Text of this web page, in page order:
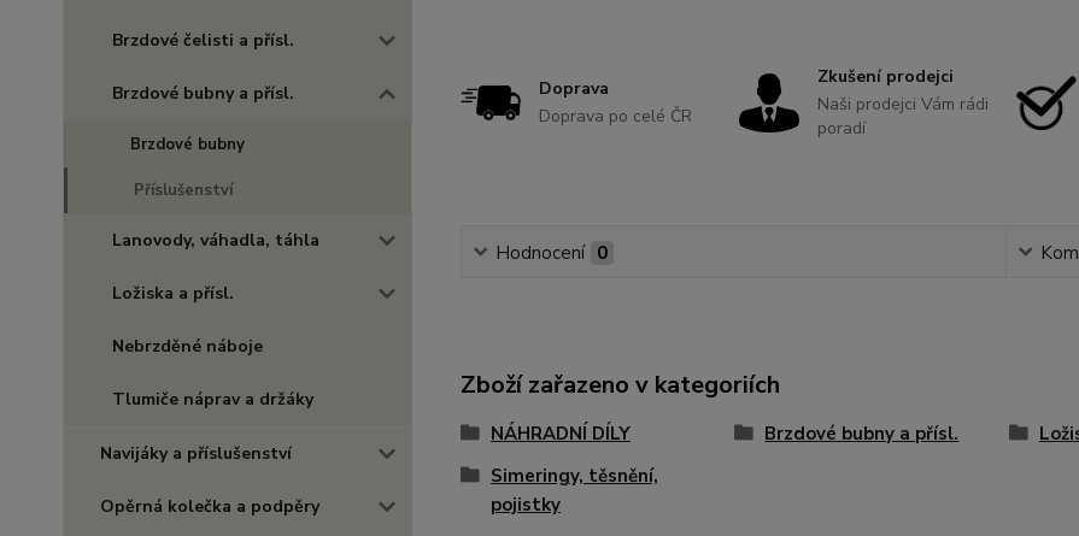
Brzdové čelisti a přísl.
Brzdové bubny a přísl.
Brzdové bubny
Příslušenství
Lanovody, váhadla, táhla
Ložiska a přísl.
Nebrzděné náboje
Tlumiče náprav a držáky
Navijáky a příslušenství
Opěrná kolečka a podpěry
Doprava
Doprava po celé ČR
Zkušení prodejci
Naši prodejci Vám rádi
poradí
Hodnocení 0
Zboží zařazeno v kategoriích
NÁHRADNÍ DÍLY Brzdové bubny a přísl.
Simeringy, těsnění,
pojistky